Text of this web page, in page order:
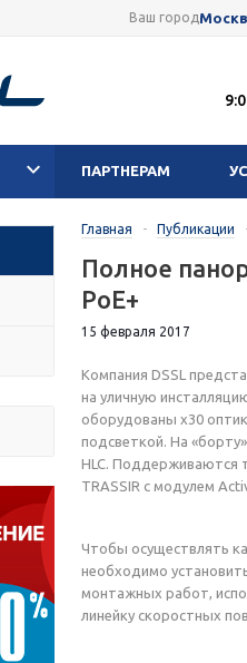
Ваш город
ПАРТНЕРАМ
Главная - Публикации
Полное
PoE+
15 февраля 2017
Компания DSSL
на уличную
оборудованы х30
подсветкой. На
HLC. Поддерживаются
TRASSIR с модулем
Чтобы осуществлять
необходимо
монтажных работ,
линейку скоростных